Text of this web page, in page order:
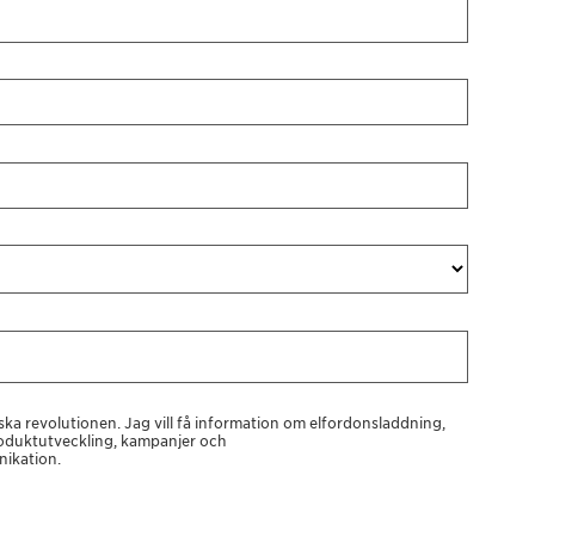
revolutionen. Jag vill få information om elfordonsladdning,
kampanjer och